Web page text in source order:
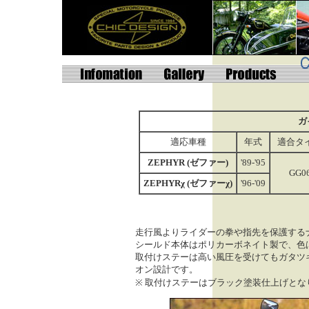
適応車種
年式
適合タ
ZEPHYR (ゼファー)
'89-'95
ZEPHYRχ (ゼファーχ)
'96-'09
走行風よりライダーの拳や指先を保護する
シールド本体はポリカーボネイト製で、
取付けステーは高い風圧を受けてもガタ
オン設計です。
※ 取付けステーはブラック塗装仕上げと